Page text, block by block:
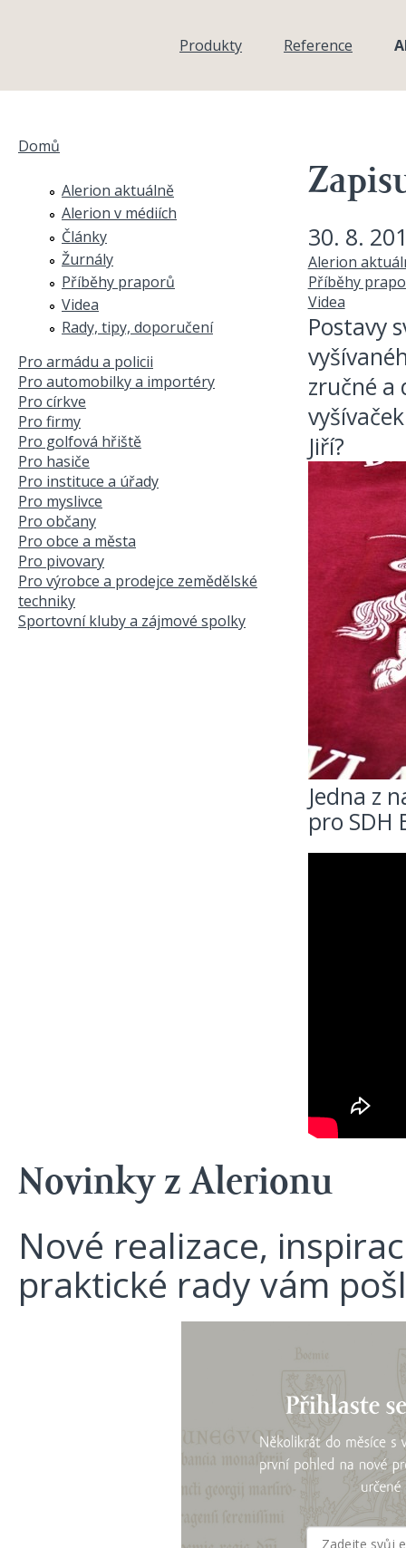
Produkty
Reference
Domů
30. 8.
Alerion
Příběhy
Videa
Postavy
zručné a
Jiří?
Jedna z
pro SDH
Alerion aktuálně
Alerion v médiích
Články
Žurnály
Příběhy praporů
Videa
Rady, tipy, doporučení
Pro armádu a policii
Pro automobilky a importéry
Pro církve
Pro firmy
Pro golfová hřiště
Pro hasiče
Pro instituce a úřady
Pro myslivce
Pro občany
Pro obce a města
Pro pivovary
Pro výrobce a prodejce zemědělské
techniky
Sportovní kluby a zájmové spolky
Novinky z Alerionu
Nové realizace,
praktické rady vám